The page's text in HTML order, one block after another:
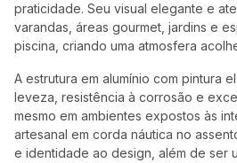
praticidade. Seu visual elegante e
varandas, áreas gourmet, jardins e
piscina, criando uma atmosfera
A estrutura em alumínio com pintura
leveza, resistência à corrosão e
mesmo em ambientes expostos às
artesanal em corda náutica no
e identidade ao design, além de ser